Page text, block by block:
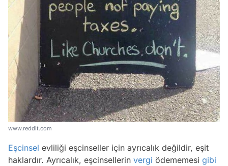
www.reddit.com
Eşcinsel evliliği eşcinseller için ayrıcalık değildir, eşit
haklardır. Ayrıcalık, eşcinsellerin vergi ödememesi gibi